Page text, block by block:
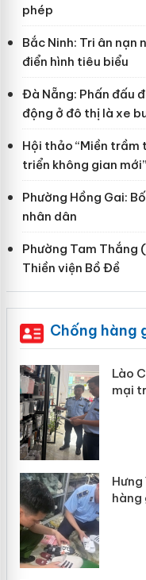
phép
Bắc Ninh: Tri ân
điển hình tiêu biểu
Đà Nẵng: Phấn đấu
động ở đô thị là xe
Hội thảo “Miền
triển không gian mới”
Phường Hồng Gai:
nhân dân
Phường Tam Thắng
Thiền viện Bồ Đề
Chống hàng
Lào
mại
Hưng
hàng